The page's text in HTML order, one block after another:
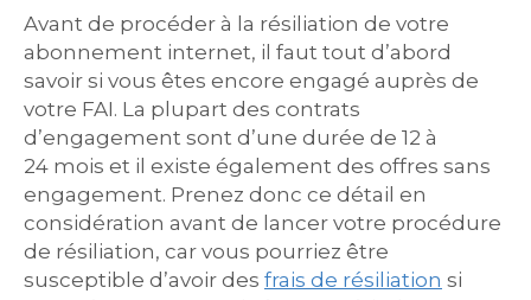
Avant de procéder à la résiliation de votre
abonnement internet, il faut tout d’abord
savoir si vous êtes encore engagé auprès de
votre FAI. La plupart des contrats
d’engagement sont d’une durée de 12 à
24 mois et il existe également des offres sans
engagement. Prenez donc ce détail en
considération avant de lancer votre procédure
de résiliation, car vous pourriez être
susceptible d’avoir des frais de résiliation si